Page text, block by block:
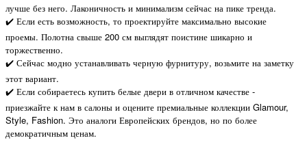
лучше без него. Лаконичность и минимализм сейчас на пике тренда.
✔️ Если есть возможность, то проектируйте максимально высокие
проемы. Полотна свыше 200 см выглядят поистине шикарно и
торжественно.
✔️ Сейчас модно устанавливать черную фурнитуру, возьмите на заметку
этот вариант.
✔️ Если собираетесь купить белые двери в отличном качестве -
приезжайте к нам в салоны и оцените премиальные коллекции Glamour,
Style, Fashion. Это аналоги Европейских брендов, но по более
демократичным ценам.